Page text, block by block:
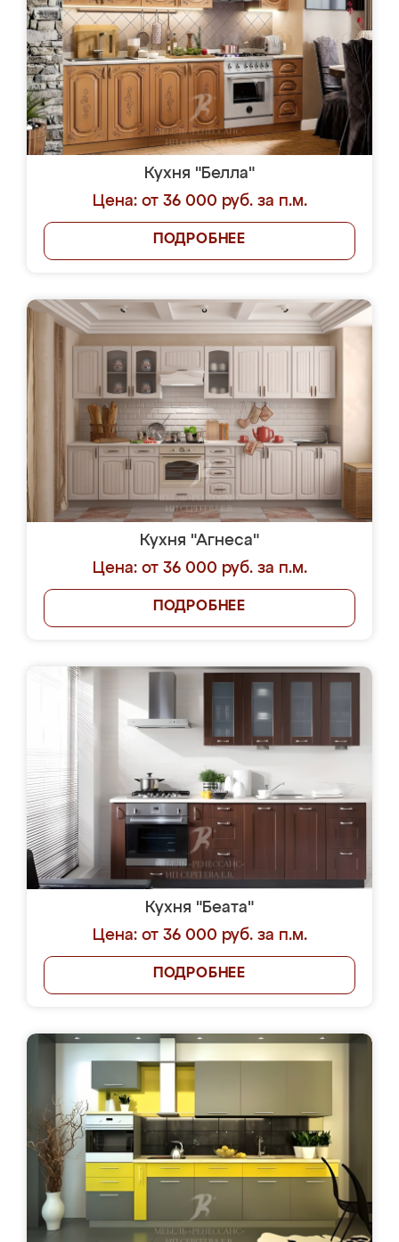
Кухня "Белла"
Цена: от 36 000 руб. за п.м.
ПОДРОБНЕЕ
Кухня "Агнеса"
Цена: от 36 000 руб. за п.м.
ПОДРОБНЕЕ
Кухня "Беата"
Цена: от 36 000 руб. за п.м.
ПОДРОБНЕЕ